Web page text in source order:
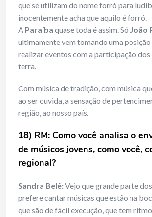
que se utilizam do nome forró para
inocentemente acha que aquilo é forró.
A Paraíba quase toda é assim. Só João
ultimamente vem tomando uma posição
realizar eventos com a participação dos
terra.
Com música de tradição, com música
ao ser ouvida, a sensação de
região, ao nosso país.
18) RM: Como você analisa o
de músicos jovens, como você,
regional?
Sandra Belê:Vejo que grande parte
prefere cantar músicas que estão na
que são de fácil execução, que tem